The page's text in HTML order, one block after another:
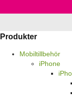
Produkter
Mobiltillbehör
iPhone